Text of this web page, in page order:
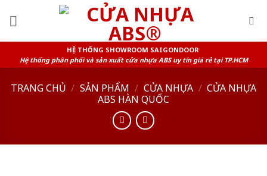
HỆ THỐNG SHOWROOM SAIGONDOOR
Hệ thống phân phối và sản xuất cửa nhựa ABS uy tín giá rẻ tại TP.HCM
TRANG CHỦ / SẢN PHẨM / CỬA NHỰA / CỬA NHỰA
ABS HÀN QUỐC